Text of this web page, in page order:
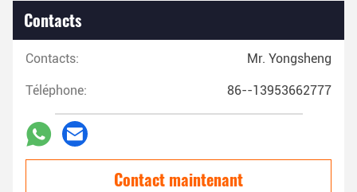
Contacts
Contacts: Mr. Yongsheng
Téléphone: 86--13953662777
Contact maintenant